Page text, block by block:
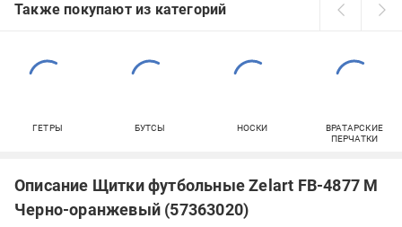
Также покупают из категорий
ГЕТРЫ БУТСЫ НОСКИ
ВРАТАРСКИЕ
ПЕРЧАТКИ
Описание Щитки футбольные Zelart FB-4877 M
Черно-оранжевый (57363020)